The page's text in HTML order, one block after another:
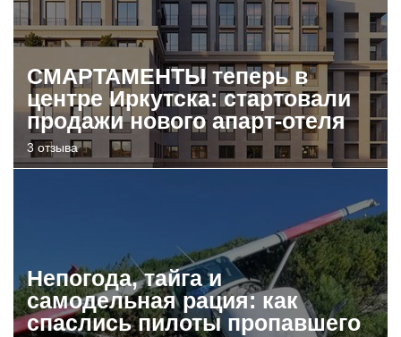
СМАРТАМЕНТЫ теперь в
центре Иркутска: стартовали
продажи нового апарт-отеля
3 отзыва
Непогода, тайга и
самодельная рация: как
спаслись пилоты пропавшего